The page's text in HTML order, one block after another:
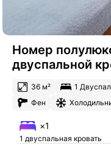
Номер
двуспальной
36 м² 1
Фен
×1
1 двуспальная кровать